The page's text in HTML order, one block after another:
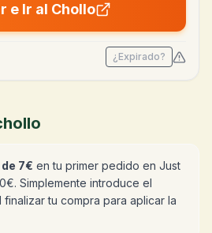
e Ir al Chollo
¿Expirado?
7€ en tu primer pedido en Just
Simplemente introduce el
tu compra para aplicar la